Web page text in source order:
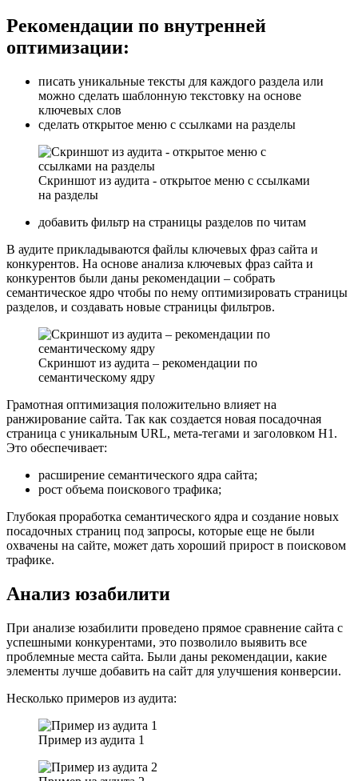
Рекомендации по внутренней
оптимизации:
писать уникальные тексты для каждого раздела или
можно сделать шаблонную текстовку на основе
ключевых слов
сделать открытое меню с ссылками на разделы
Скриншот из аудита - открытое меню с ссылками
на разделы
добавить фильтр на страницы разделов по читам
В аудите прикладываются файлы ключевых фраз сайта и
конкурентов. На основе анализа ключевых фраз сайта и
конкурентов были даны рекомендации – собрать
семантическое ядро чтобы по нему оптимизировать страницы
разделов, и создавать новые страницы фильтров.
Скриншот из аудита – рекомендации по
семантическому ядру
Грамотная оптимизация положительно влияет на
ранжирование сайта. Так как создается новая посадочная
страница с уникальным URL, мета-тегами и заголовком H1.
Это обеспечивает:
расширение семантического ядра сайта;
рост объема поискового трафика;
Глубокая проработка семантического ядра и создание новых
посадочных страниц под запросы, которые еще не были
охвачены на сайте, может дать хороший прирост в поисковом
трафике.
Анализ юзабилити
При анализе юзабилити проведено прямое сравнение сайта с
успешными конкурентами, это позволило выявить все
проблемные места сайта. Были даны рекомендации, какие
элементы лучше добавить на сайт для улучшения конверсии.
Несколько примеров из аудита:
Пример из аудита 1